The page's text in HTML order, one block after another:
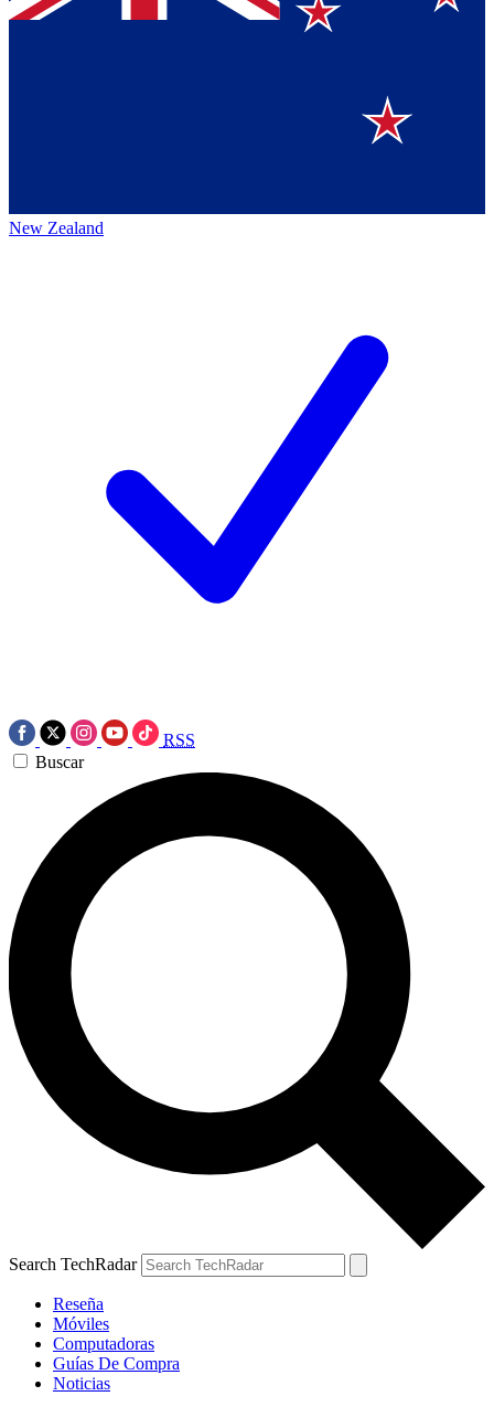
New Zealand
RSS
Buscar
Search TechRadar
Reseña
Móviles
Computadoras
Guías De Compra
Noticias